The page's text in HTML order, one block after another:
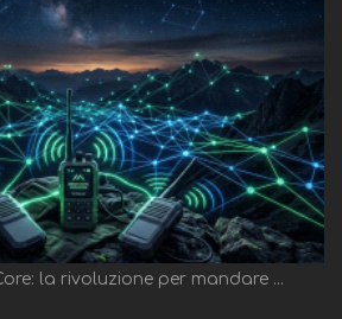
la rivoluzione per mandare ...